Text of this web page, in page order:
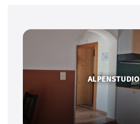
ALPENSTUDIO